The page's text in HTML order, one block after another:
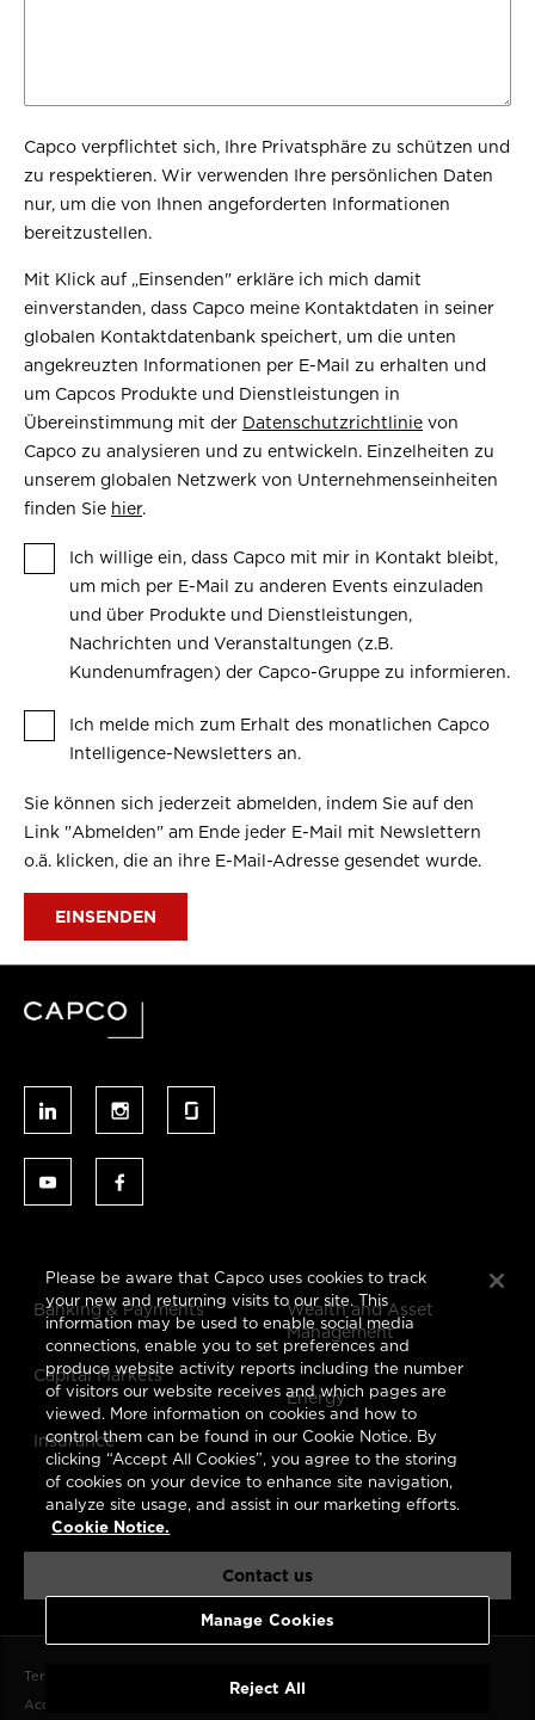
Capco verpflichtet sich, Ihre Privatsphäre zu schützen und
zu respektieren. Wir verwenden Ihre persönlichen Daten
nur, um die von Ihnen angeforderten Informationen
bereitzustellen.
Mit Klick auf „Einsenden" erkläre ich mich damit
einverstanden, dass Capco meine Kontaktdaten in seiner
globalen Kontaktdatenbank speichert, um die unten
angekreuzten Informationen per E-Mail zu erhalten und
um Capcos Produkte und Dienstleistungen in
Übereinstimmung mit der Datenschutzrichtlinie von
Capco zu analysieren und zu entwickeln. Einzelheiten zu
unserem globalen Netzwerk von Unternehmenseinheiten
finden Sie hier.
Ich willige ein, dass Capco mit mir in Kontakt bleibt,
um mich per E-Mail zu anderen Events einzuladen
und über Produkte und Dienstleistungen,
Nachrichten und Veranstaltungen (z.B.
Kundenumfragen) der Capco-Gruppe zu informieren.
Ich melde mich zum Erhalt des monatlichen Capco
Intelligence-Newsletters an.
Sie können sich jederzeit abmelden, indem Sie auf den
Link "Abmelden" am Ende jeder E-Mail mit Newslettern
o.ä. klicken, die an ihre E-Mail-Adresse gesendet wurde.
Banking & Payments
Capital Markets
Insurance
Wealth and Asset
Management
Energy
Contact us
Terms of Use
Accessibility Statement
Please be aware that Capco uses cookies to track
your new and returning visits to our site. This
information may be used to enable social media
connections, enable you to set preferences and
produce website activity reports including the number
of visitors our website receives and which pages are
viewed. More information on cookies and how to
control them can be found in our Cookie Notice. By
clicking “Accept All Cookies”, you agree to the storing
of cookies on your device to enhance site navigation,
analyze site usage, and assist in our marketing efforts.
Cookie Notice.
Manage Cookies
Reject All